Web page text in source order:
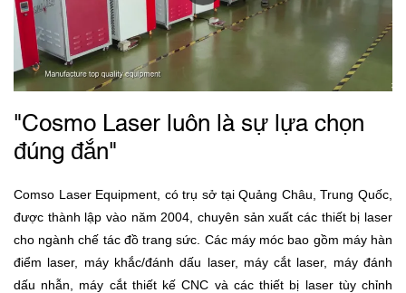
"Cosmo Laser luôn là sự lựa chọn
đúng đắn"
Comso Laser Equipment, có trụ sở tại Quảng Châu, Trung Quốc,
được thành lập vào năm 2004, chuyên sản xuất các thiết bị laser
cho ngành chế tác đồ trang sức. Các máy móc bao gồm máy hàn
điểm laser, máy khắc/đánh dấu laser, máy cắt laser, máy đánh
dấu nhẫn, máy cắt thiết kế CNC và các thiết bị laser tùy chỉnh